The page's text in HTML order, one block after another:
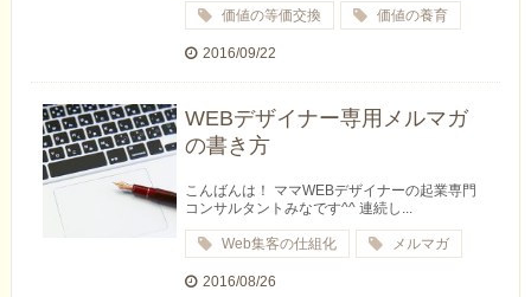
価値の等価交換 価値の養育
2016/09/22
WEBデザイナー専用メルマガ
の書き方
こんばんは！ ママWEBデザイナーの起業専門
コンサルタントみなです^^ 連続し...
Web集客の仕組化 メルマガ
2016/08/26